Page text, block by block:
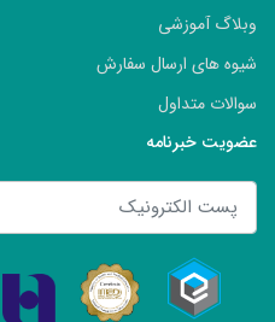
وبلاگ آموزشی
شیوه های ارسال سفارش
سوالات متداول
عضویت خبرنامه